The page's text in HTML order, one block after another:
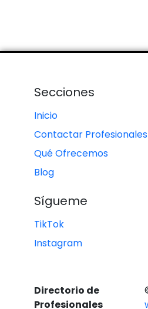
Secciones
Inicio
Contactar
Qué Ofrecemos
Blog
Sígueme
TikTok
Instagram
Directorio de
Profesionales